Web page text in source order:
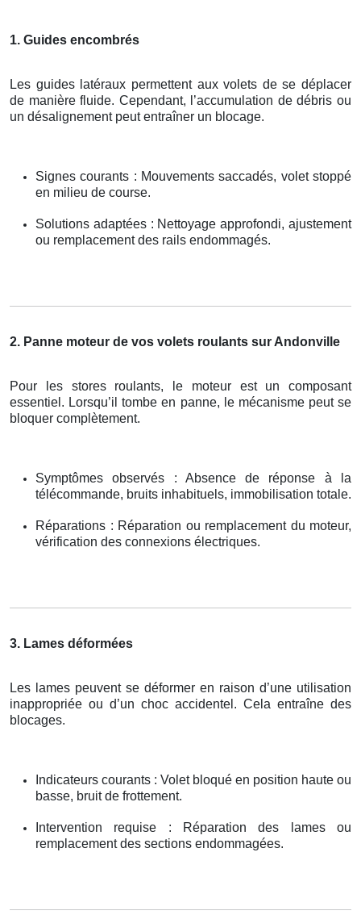
1. Guides encombrés
Les guides latéraux permettent aux volets de se déplacer
de manière fluide. Cependant, l’accumulation de débris ou
un désalignement peut entraîner un blocage.
Signes courants : Mouvements saccadés, volet stoppé
en milieu de course.
Solutions adaptées : Nettoyage approfondi, ajustement
ou remplacement des rails endommagés.
2. Panne moteur de vos volets roulants sur Andonville
Pour les stores roulants, le moteur est un composant
essentiel. Lorsqu’il tombe en panne, le mécanisme peut se
bloquer complètement.
Symptômes observés : Absence de réponse à la
télécommande, bruits inhabituels, immobilisation totale.
Réparations : Réparation ou remplacement du moteur,
vérification des connexions électriques.
3. Lames déformées
Les lames peuvent se déformer en raison d’une utilisation
inappropriée ou d’un choc accidentel. Cela entraîne des
blocages.
Indicateurs courants : Volet bloqué en position haute ou
basse, bruit de frottement.
Intervention requise : Réparation des lames ou
remplacement des sections endommagées.